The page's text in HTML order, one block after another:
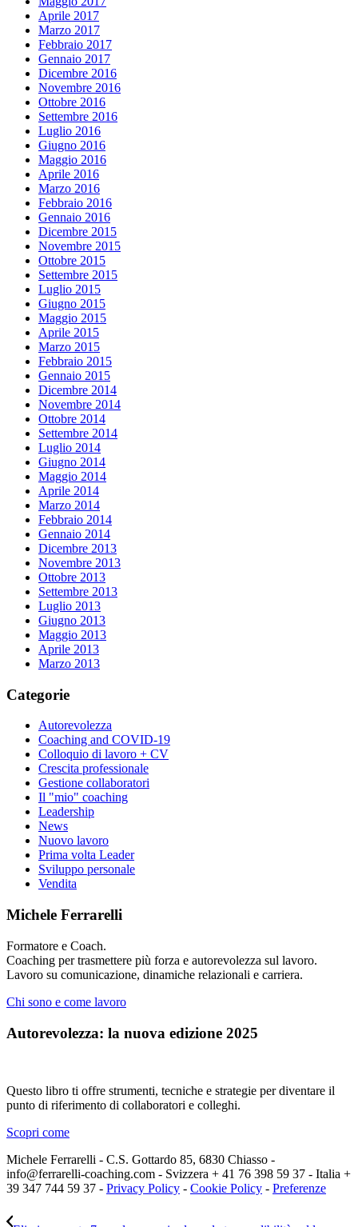
Aprile 2017
Marzo 2017
Febbraio 2017
Gennaio 2017
Dicembre 2016
Novembre 2016
Ottobre 2016
Settembre 2016
Luglio 2016
Giugno 2016
Maggio 2016
Aprile 2016
Marzo 2016
Febbraio 2016
Gennaio 2016
Dicembre 2015
Novembre 2015
Ottobre 2015
Settembre 2015
Luglio 2015
Giugno 2015
Maggio 2015
Aprile 2015
Marzo 2015
Febbraio 2015
Gennaio 2015
Dicembre 2014
Novembre 2014
Ottobre 2014
Settembre 2014
Luglio 2014
Giugno 2014
Maggio 2014
Aprile 2014
Marzo 2014
Febbraio 2014
Gennaio 2014
Dicembre 2013
Novembre 2013
Ottobre 2013
Settembre 2013
Luglio 2013
Giugno 2013
Maggio 2013
Aprile 2013
Marzo 2013
Categorie
Autorevolezza
Coaching and COVID-19
Colloquio di lavoro + CV
Crescita professionale
Gestione collaboratori
Il "mio" coaching
Leadership
News
Nuovo lavoro
Prima volta Leader
Sviluppo personale
Vendita
Michele Ferrarelli
Formatore e Coach.
Coaching per trasmettere più forza e autorevolezza sul lavoro.
Lavoro su comunicazione, dinamiche relazionali e carriera.
Chi sono e come lavoro
Autorevolezza: la nuova edizione 2025
Questo libro ti offre strumenti, tecniche e strategie per diventare il
punto di riferimento di collaboratori e colleghi.
Scopri come
Michele Ferrarelli - C.S. Gottardo 85, 6830 Chiasso -
info@ferrarelli-coaching.com - Svizzera + 41 76 398 59 37 - Italia +
39 347 744 59 37 - Privacy Policy - Cookie Policy - Preferenze